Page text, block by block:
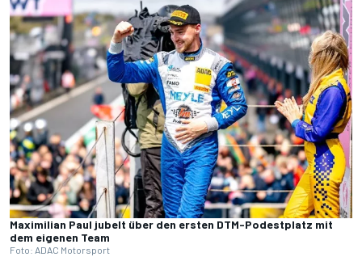
Maximilian Paul jubelt über den ersten DTM-Podestplatz mit
dem eigenen Team
Foto: ADAC Motorsport